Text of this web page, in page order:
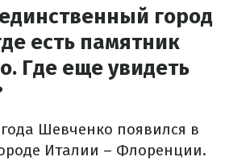
город
есть памятник
Где еще увидеть
года Шевченко появился в
Италии – Флоренции.